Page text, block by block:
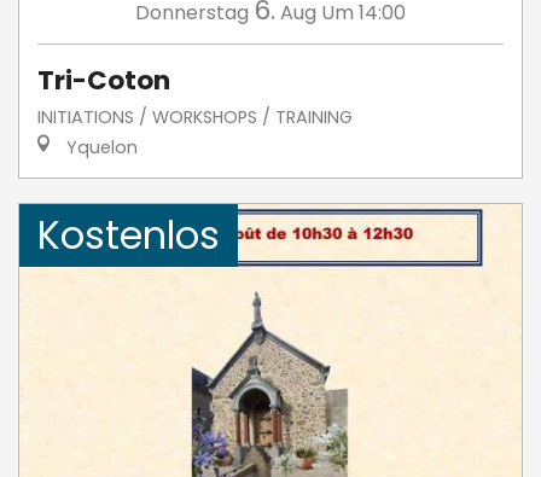
Donnerstag 6. Aug Um 14:00
Tri-Coton
INITIATIONS / WORKSHOPS / TRAINING
Yquelon
Kostenlos